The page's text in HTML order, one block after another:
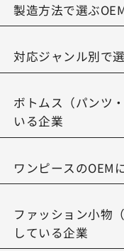
製造方法で選ぶ
対応ジャンル別で
ボトムス（パンツ
いる企業
ワンピースのOEM
ファッション小物
している企業